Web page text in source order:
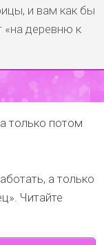
и вам как бы
«на деревню к
только потом
а только
. Читайте